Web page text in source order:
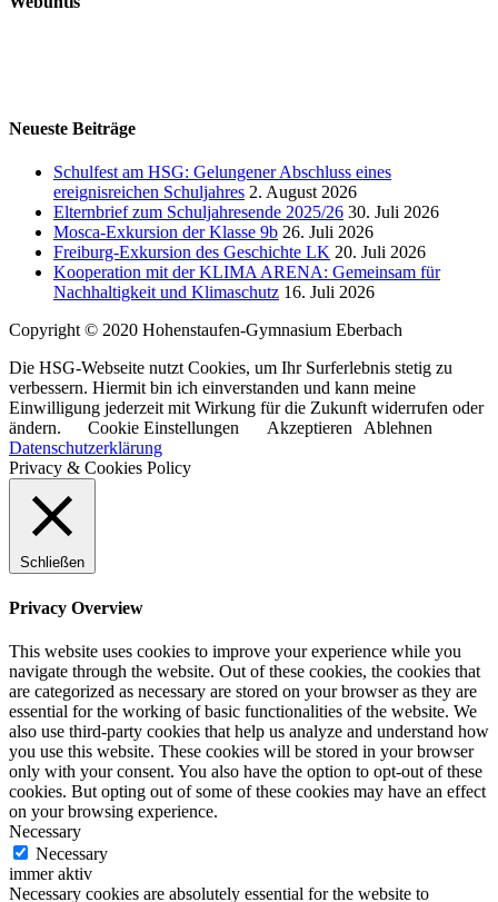
Neueste Beiträge
Schulfest am HSG: Gelungener Abschluss eines
ereignisreichen Schuljahres 2. August 2026
Elternbrief zum Schuljahresende 2025/26 30. Juli 2026
Mosca-Exkursion der Klasse 9b 26. Juli 2026
Freiburg-Exkursion des Geschichte LK 20. Juli 2026
Kooperation mit der KLIMA ARENA: Gemeinsam für
Nachhaltigkeit und Klimaschutz 16. Juli 2026
Copyright © 2020 Hohenstaufen-Gymnasium Eberbach
Die HSG-Webseite nutzt Cookies, um Ihr Surferlebnis stetig zu
verbessern. Hiermit bin ich einverstanden und kann meine
Einwilligung jederzeit mit Wirkung für die Zukunft widerrufen oder
ändern.
Cookie Einstellungen Akzeptieren Ablehnen
Datenschutzerklärung
Privacy & Cookies Policy
Schließen
Privacy Overview
This website uses cookies to improve your experience while you
navigate through the website. Out of these cookies, the cookies that
are categorized as necessary are stored on your browser as they are
essential for the working of basic functionalities of the website. We
also use third-party cookies that help us analyze and understand how
you use this website. These cookies will be stored in your browser
only with your consent. You also have the option to opt-out of these
cookies. But opting out of some of these cookies may have an effect
on your browsing experience.
Necessary
Necessary
immer aktiv
Necessary cookies are absolutely essential for the website to